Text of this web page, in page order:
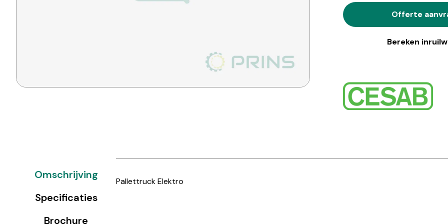
Offerte
Bereken
Omschrijving
Specificaties
Brochure
Pallettruck Elektro